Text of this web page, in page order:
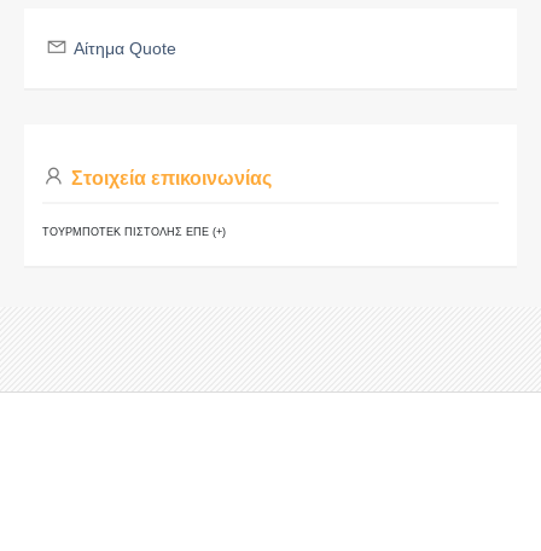
Αίτημα Quote
Στοιχεία επικοινωνίας
ΤΟΥΡΜΠΟΤΕΚ ΠΙΣΤΟΛΗΣ ΕΠΕ (+)